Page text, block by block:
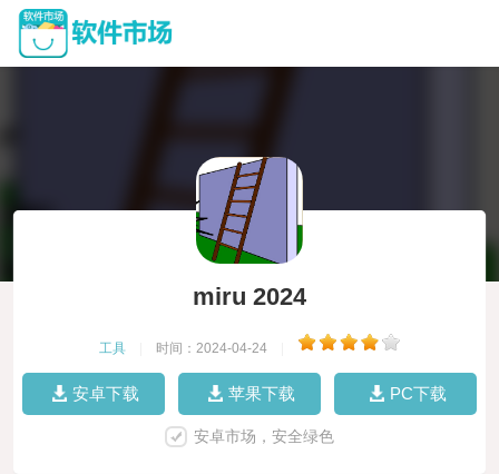
miru 2024
工具 时间：2024-04-24
安卓下载 苹果下载 PC下载
安卓市场，安全绿色